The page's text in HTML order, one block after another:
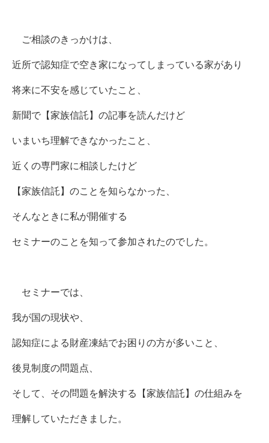
ご相談のきっかけは、
近所で認知症で空き家になってしまっている家があり
将来に不安を感じていたこと、
新聞で【家族信託】の記事を読んだけど
いまいち理解できなかったこと、
近くの専門家に相談したけど
【家族信託】のことを知らなかった、
そんなときに私が開催する
セミナーのことを知って参加されたのでした。
セミナーでは、
我が国の現状や、
認知症による財産凍結でお困りの方が多いこと、
後見制度の問題点、
そして、その問題を解決する【家族信託】の仕組みを
理解していただきました。